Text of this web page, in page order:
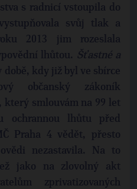
s radnicí vstoupila do
svůj tlak a
2013 jim rozeslala
lhůtou. Šťastné a
době, kdy již byl ve sbírce
občanský zákoník
který smlouvám na 99 let
ochrannou lhůtu před
Praha 4 vědět, přesto
nezastavila. Na to
jako na zlovolný akt
zprivatizovaných